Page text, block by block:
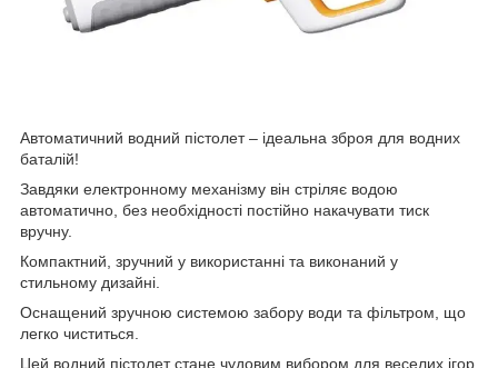
Автоматичний водний пістолет – ідеальна зброя для водних
баталій!
Завдяки електронному механізму він стріляє водою
автоматично, без необхідності постійно накачувати тиск
вручну.
Компактний, зручний у використанні та виконаний у
стильному дизайні.
Оснащений зручною системою забору води та фільтром, що
легко чиститься.
Цей водний пістолет стане чудовим вибором для веселих ігор